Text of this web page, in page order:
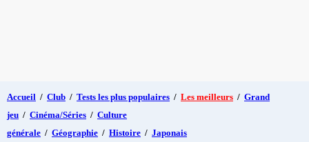
Accueil / Club / Tests les plus populaires / Les meilleurs / Grand
jeu / Cinéma/Séries / Culture
générale / Géographie / Histoire / Japonais